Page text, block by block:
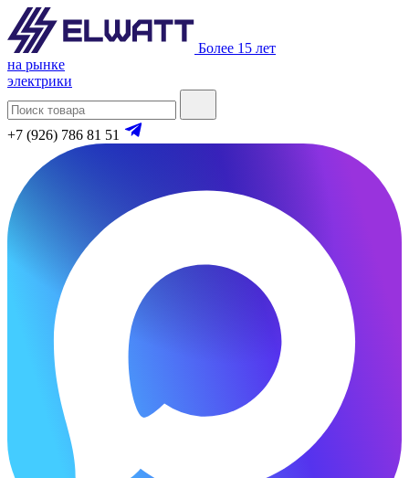
Более 15 лет
на рынке
электрики
+7 (926) 786 81 51